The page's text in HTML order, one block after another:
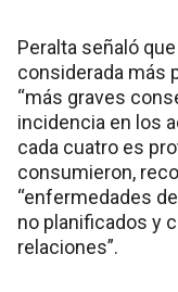
Peralta señaló
considerada más
“más graves
incidencia en los
cada cuatro es
consumieron,
“enfermedades
no planificados y
relaciones”.